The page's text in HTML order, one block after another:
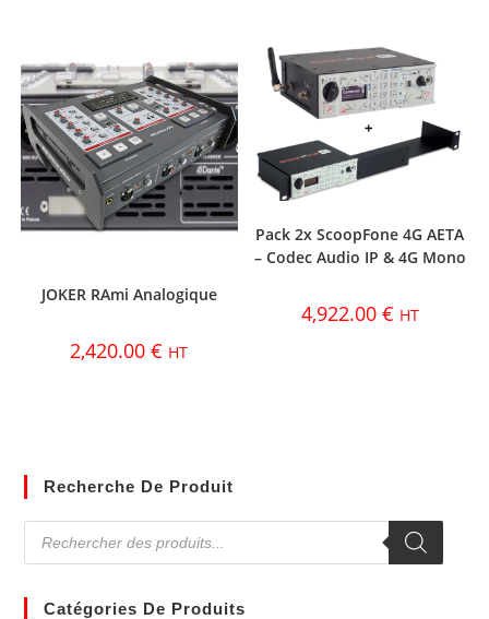
JOKER RAmi Analogique
2,420.00€ HT
Pack 2x ScoopFone 4G AETA
– Codec Audio IP & 4G Mono
4,922.00 € HT
Recherche De Produit
Catégories De Produits